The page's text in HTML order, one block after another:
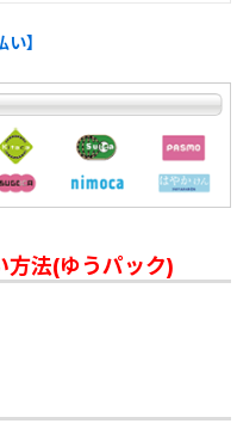
】
方法(ゆうパック)